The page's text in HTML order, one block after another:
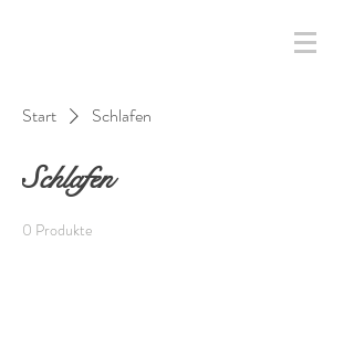
Start Schlafen
Schlafen
0 Produkte